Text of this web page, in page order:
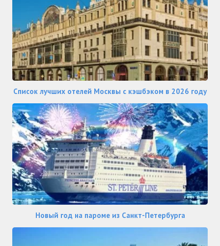
Список лучших отелей Москвы с кэшбэком в 2026 году
Новый год на пароме из Санкт-Петербурга